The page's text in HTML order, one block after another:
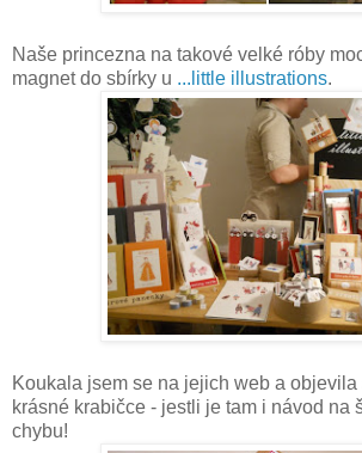
Naše princezna na takové velké róby
magnet do sbírky u ...little illustrations.
Koukala jsem se na jejich web a
krásné krabičce - jestli je tam i návod na
chybu!